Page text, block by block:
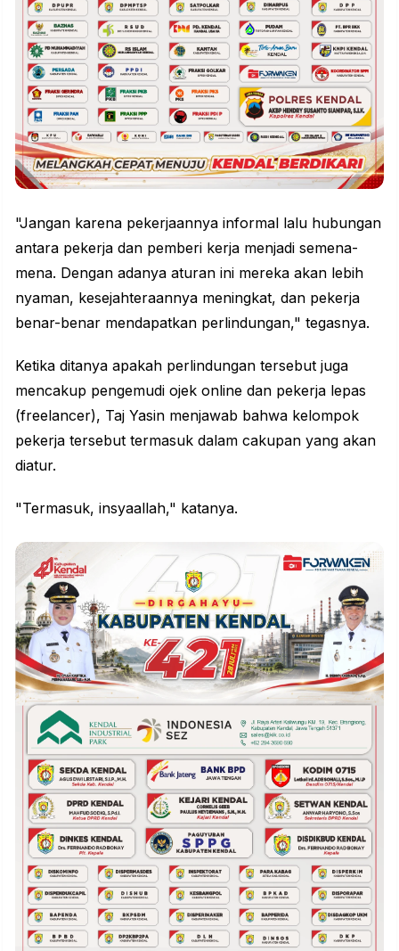
"Jangan karena pekerjaannya informal lalu hubungan
antara pekerja dan pemberi kerja menjadi semena-
mena. Dengan adanya aturan ini mereka akan lebih
nyaman, kesejahteraannya meningkat, dan pekerja
benar-benar mendapatkan perlindungan," tegasnya.
Ketika ditanya apakah perlindungan tersebut juga
mencakup pengemudi ojek online dan pekerja lepas
(freelancer), Taj Yasin menjawab bahwa kelompok
pekerja tersebut termasuk dalam cakupan yang akan
diatur.
"Termasuk, insyaallah," katanya.